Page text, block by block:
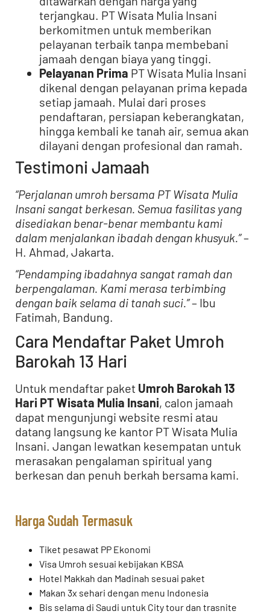
terjangkau. PT Wisata Mulia Insani
berkomitmen untuk memberikan
pelayanan terbaik tanpa membebani
jamaah dengan biaya yang tinggi.
Pelayanan Prima PT Wisata Mulia Insani
dikenal dengan pelayanan prima kepada
setiap jamaah. Mulai dari proses
pendaftaran, persiapan keberangkatan,
hingga kembali ke tanah air, semua akan
dilayani dengan profesional dan ramah.
Testimoni Jamaah
“Perjalanan umroh bersama PT Wisata Mulia
Insani sangat berkesan. Semua fasilitas yang
disediakan benar-benar membantu kami
dalam menjalankan ibadah dengan khusyuk.”–
H. Ahmad, Jakarta.
“Pendamping ibadahnya sangat ramah dan
berpengalaman. Kami merasa terbimbing
dengan baik selama di tanah suci.”– Ibu
Fatimah, Bandung.
Cara Mendaftar Paket Umroh
Barokah 13 Hari
Untuk mendaftar paket Umroh Barokah 13
Hari PT Wisata Mulia Insani, calon jamaah
dapat mengunjungi website resmi atau
datang langsung ke kantor PT Wisata Mulia
Insani. Jangan lewatkan kesempatan untuk
merasakan pengalaman spiritual yang
berkesan dan penuh berkah bersama kami.
Harga Sudah Termasuk
Tiket pesawat PP Ekonomi
Visa Umroh sesuai kebijakan KBSA
Hotel Makkah dan Madinah sesuai paket
Makan 3x sehari dengan menu Indonesia
Bis selama di Saudi untuk City tour dan trasnite